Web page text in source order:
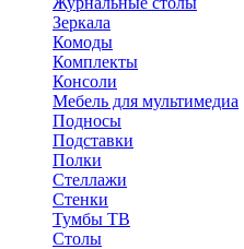
Зеркала
Комоды
Комплекты
Консоли
Мебель для мультимедиа
Подносы
Подставки
Полки
Стеллажи
Стенки
Тумбы ТВ
Столы